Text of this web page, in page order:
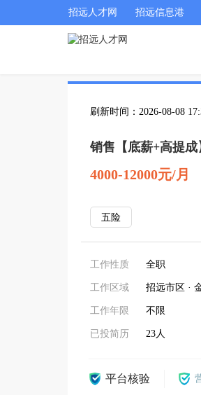
招远人才网 招远信息港
刷新时间：2026-08-08
销售【底薪+高提成
4000-12000元/月
五险
工作性质 全职
工作区域 招远市区 ·
工作年限 不限
已投简历 23人
平台核验